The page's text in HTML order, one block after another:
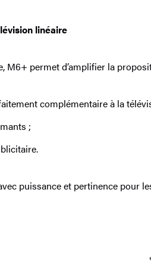
linéaire
permet d’amplifier la
complémentaire à la
;
puissance et pertinence pour